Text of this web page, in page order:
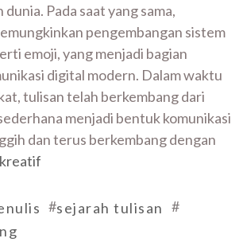
Pada saat yang sama,
pengembangan sistem
emoji, yang menjadi bagian
digital modern. Dalam waktu
tulisan telah berkembang dari
menjadi bentuk komunikasi
dan terus berkembang dengan
#sejarah tulisan #